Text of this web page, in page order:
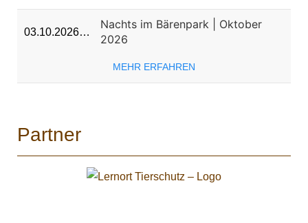
03.10.2026…
Nachts im Bärenpark | Oktober
2026
MEHR ERFAHREN
Partner